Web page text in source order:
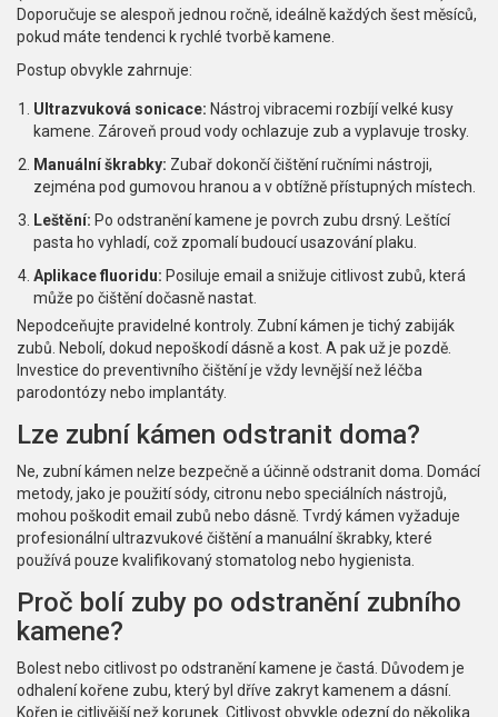
Doporučuje se alespoň jednou ročně, ideálně každých šest měsíců,
pokud máte tendenci k rychlé tvorbě kamene.
Postup obvykle zahrnuje:
Ultrazvuková sonicace: Nástroj vibracemi rozbíjí velké kusy
kamene. Zároveň proud vody ochlazuje zub a vyplavuje trosky.
Manuální škrabky: Zubař dokončí čištění ručními nástroji,
zejména pod gumovou hranou a v obtížně přístupných místech.
Leštění: Po odstranění kamene je povrch zubu drsný. Leštící
pasta ho vyhladí, což zpomalí budoucí usazování plaku.
Aplikace fluoridu: Posiluje email a snižuje citlivost zubů, která
může po čištění dočasně nastat.
Nepodceňujte pravidelné kontroly. Zubní kámen je tichý zabiják
zubů. Nebolí, dokud nepoškodí dásně a kost. A pak už je pozdě.
Investice do preventivního čištění je vždy levnější než léčba
parodontózy nebo implantáty.
Lze zubní kámen odstranit doma?
Ne, zubní kámen nelze bezpečně a účinně odstranit doma. Domácí
metody, jako je použití sódy, citronu nebo speciálních nástrojů,
mohou poškodit email zubů nebo dásně. Tvrdý kámen vyžaduje
profesionální ultrazvukové čištění a manuální škrabky, které
používá pouze kvalifikovaný stomatolog nebo hygienista.
Proč bolí zuby po odstranění zubního
kamene?
Bolest nebo citlivost po odstranění kamene je častá. Důvodem je
odhalení kořene zubu, který byl dříve zakryt kamenem a dásní.
Kořen je citlivější než korunek. Citlivost obvykle odezní do několika